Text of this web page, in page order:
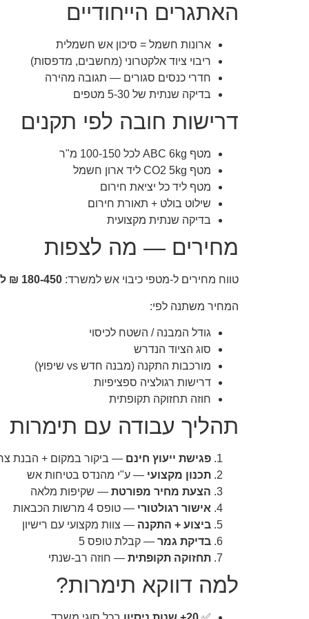
האתגרים הייחודיים
ארונות חשמל = סיכון אש חשמלית
ריבוי ציוד אלקטרוני (מחשבים, מדפסות)
חדרי כנסים סגורים — תגובה מהירה
בדיקה שנתית של 5-30 מטפים
דרישות חובה לפי תקנים
מטף ABC 6kg לכל 100-150 מ"ר
מטף CO2 5kg ליד ארון חשמל
מטף ליד כל יציאת חירום
שילוט בולט + תאורת חירום
בדיקה שנתית מקצועית
מחירים — מה לצפות
טווח מחירים ל-מטפי כיבוי אש למשרד: 180-450 ₪ למטף + 80-120 ₪ בדיקה
המחיר משתנה לפי:
גודל המבנה / השטח לכיסוי
סוג הציוד הנדרש
מורכבות התקנה (מבנה חדש vs שיפוץ)
דרישות רגולציה ספציפיות
חוזה תחזוקה תקופתית
תהליך עבודה עם תימרות
פגישת ייעוץ חינם — ביקור במקום + הבנת
תכנון מקצועי — ע"י מהנדס בטיחות אש
הצעת מחיר מפורטת — שקיפות מלאה
אישור רגולטורי — טופס 4 מרשות הכבאות
ביצוע + התקנה — צוות מקצועי עם רישיון
בדיקת גמר — קבלת טופס 5
תחזוקה תקופתית — חוזה רב-שנתי
למה דווקא תימרות?